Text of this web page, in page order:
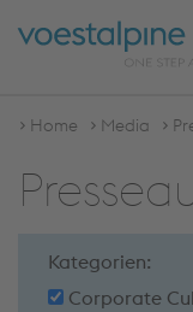
Home Media
Kategorien:
Corporate